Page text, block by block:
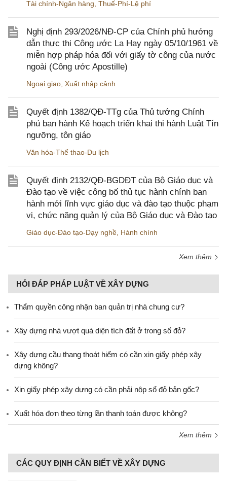
Tài chính-Ngân hàng Thuế-Phí-Lệ phí
Nghị định 293/2026/NĐ-CP của Chính phủ hướng
dẫn thực thi Công ước La Hay ngày 05/10/1961 về
miễn hợp pháp hóa đối với giấy tờ công của nước
ngoài (Công ước Apostille)
Ngoại giao Xuất nhập cảnh
Quyết định 1382/QĐ-TTg của Thủ tướng Chính
phủ ban hành Kế hoạch triển khai thi hành Luật Tín
ngưỡng, tôn giáo
Văn hóa-Thể thao-Du lịch
Quyết định 2132/QĐ-BGDĐT của Bộ Giáo dục và
Đào tạo về việc công bố thủ tục hành chính ban
hành mới lĩnh vực giáo dục và đào tạo thuộc phạm
vi, chức năng quản lý của Bộ Giáo dục và Đào tạo
Giáo dục-Đào tạo-Dạy nghề Hành chính
Xem thêm
HỎI ĐÁP PHÁP LUẬT VỀ XÂY DỰNG
Thẩm quyền công nhận ban quản trị nhà chung cư?
Xây dựng nhà vượt quá diện tích đất ở trong sổ đỏ?
Xây dựng cầu thang thoát hiểm có cần xin giấy phép xây
dựng không?
Xin giấy phép xây dựng có cần phải nộp sổ đỏ bản gốc?
Xuất hóa đơn theo từng lần thanh toán được không?
Xem thêm
CÁC QUY ĐỊNH CẦN BIẾT VỀ XÂY DỰNG